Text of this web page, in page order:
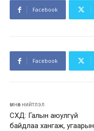
Facebook
Facebook
өмнөх нийтлэл
СХД: Галын аюулгүй
байдлаа хангаж, угаарын